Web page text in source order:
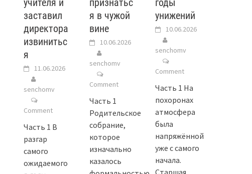
учителя и
заставил
директора
извинитьс
я
11.06.2026
senchomv
Comment
Часть 1 В
разгар
самого
ожидаемого
признатьс
я в чужой
вине
10.06.2026
senchomv
Comment
Часть 1
Родительское
собрание,
которое
изначально
казалось
годы
унижений
10.06.2026
senchomv
Comment
Часть 1 На
похоронах
атмосфера
была
напряжённой
уже с самого
начала.
Старшая